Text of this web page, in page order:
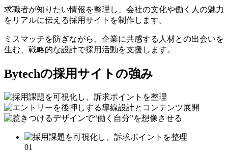
求職者が知りたい情報を整理し、会社の文化や働く人の魅力
をリアルに伝える採用サイトを制作します。
ミスマッチを防ぎながら、企業に共感する人材との出会いを
生む、戦略的な設計で採用活動を支援します。
Bytechの採用サイトの強み
01